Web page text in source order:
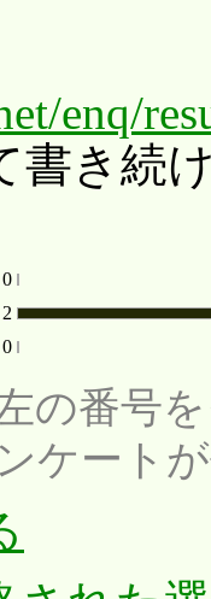
enq/
書き続
0
2
0
の番号
ケート